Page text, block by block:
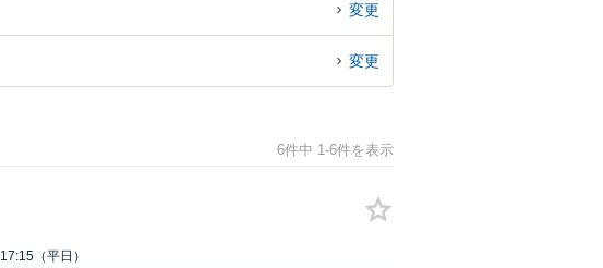
変更
変更
6件中 1-6件を表示
（平日）